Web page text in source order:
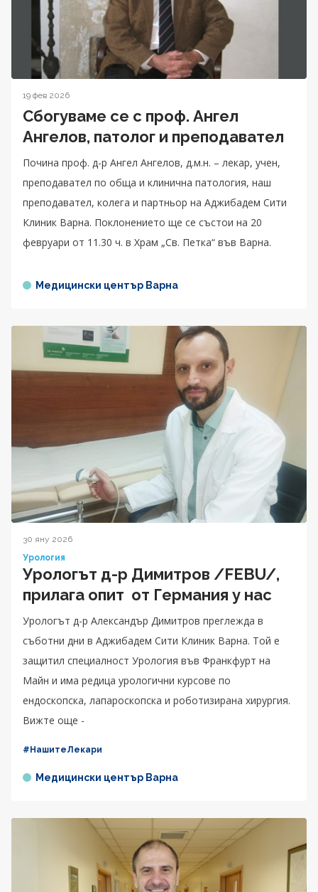
19 фев 2026
Сбогуваме се с проф. Ангел
Ангелов, патолог и преподавател
Почина проф. д-р Ангел Ангелов, д.м.н. – лекар, учен,
преподавател по обща и клинична патология, наш
преподавател, колега и партньор на Аджибадем Сити
Клиник Варна. Поклонението ще се състои на 20
февруари от 11.30 ч. в Храм „Св. Петка“ във Варна.
Медицински център Варна
30 яну 2026
Урология
Урологът д-р Димитров /FEBU/,
прилага опит от Германия у нас
Урологът д-р Александър Димитров преглежда в
съботни дни в Аджибадем Сити Клиник Варна. Той е
защитил специалност Урология във Франкфурт на
Майн и има редица урологични курсове по
ендоскопска, лапароскопска и роботизирана хирургия.
Вижте още -
#НашитеЛекари
Медицински център Варна